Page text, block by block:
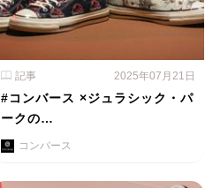
記事 2025年07月21日
#コンバース ×ジュラシック・パ
ークの…
コンバース